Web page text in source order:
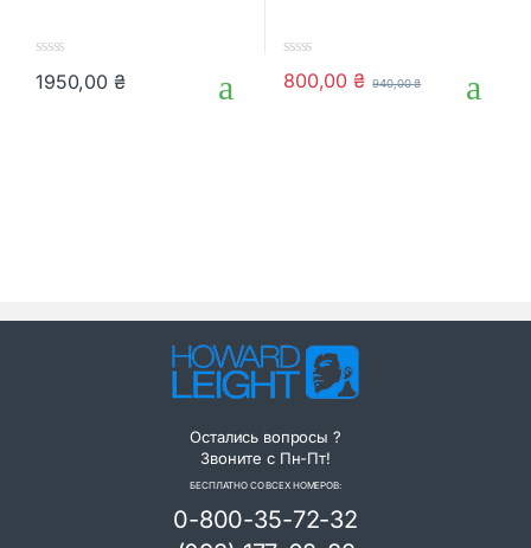
0
o
1950,00 ₴
0
o
800,00₴ 940,00₴
Остались вопросы ?
Звоните с Пн-Пт!
БЕСПЛАТНО СО ВСЕХ НОМЕРОВ:
0-800-35-72-32